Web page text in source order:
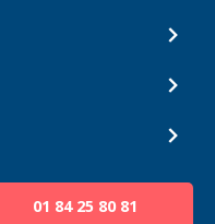
01 84 25 80 81